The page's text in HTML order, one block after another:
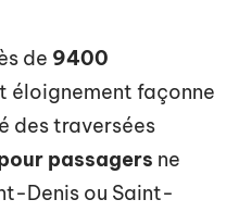
de 9400
éloignement façonne
des traversées
passagers ne
Denis ou Saint-